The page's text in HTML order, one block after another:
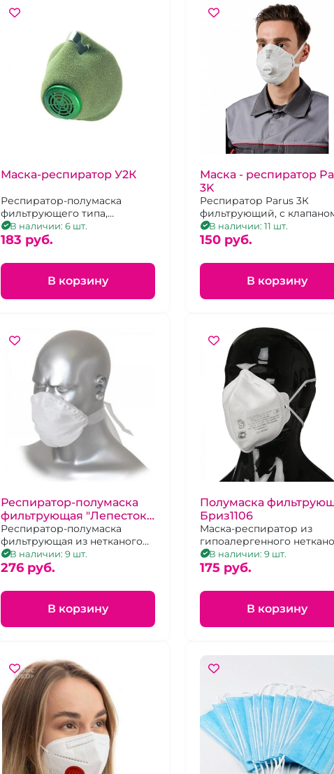
Маска-респиратор У2К
Респиратор-полумаска
фильтрующего типа,
оснащённая клапаном
выдоха. Размер
универсальный.
В наличии: 6 шт.
183 pуб.
В корзину
Маска - респиратор
3K
Респиратор Parus 3К
фильтрующий, с
выдох. Размер
универсальный.
В наличии: 11 шт.
150 pуб.
В корзину
Респиратор-полумаска
фильтрующая "Лепесток"
3 шт
Респиратор-полумаска
фильтрующая из нетканого
материала, оснащённая
носовым зажимом.
В наличии: 9 шт.
276 pуб.
В корзину
Полумаска
Бриз1106
Маска-респиратор из
гипоалергенного
материала оснащённая
носовым зажимом. Размер
универсальный.
В наличии: 9 шт.
175 pуб.
В корзину